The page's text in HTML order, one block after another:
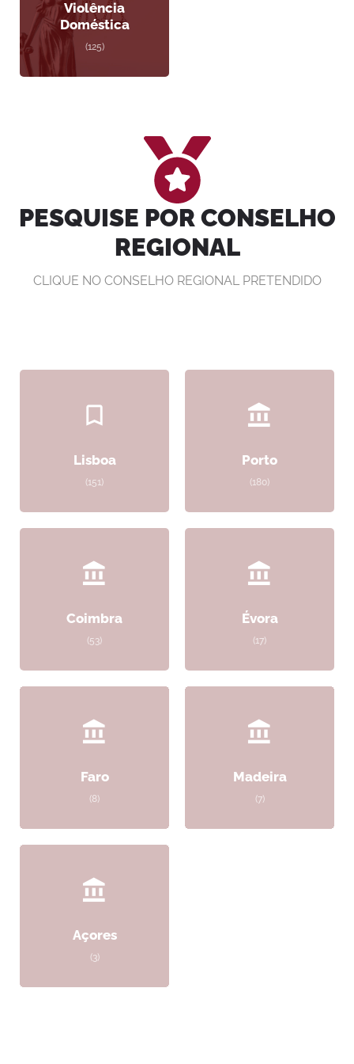
Violência
Doméstica
(125)
PESQUISE POR CONSELHO
REGIONAL
CLIQUE NO CONSELHO REGIONAL PRETENDIDO
Lisboa
(151)
Porto
(180)
Coimbra
(53)
Évora
(17)
Faro
(8)
Madeira
(7)
Açores
(3)